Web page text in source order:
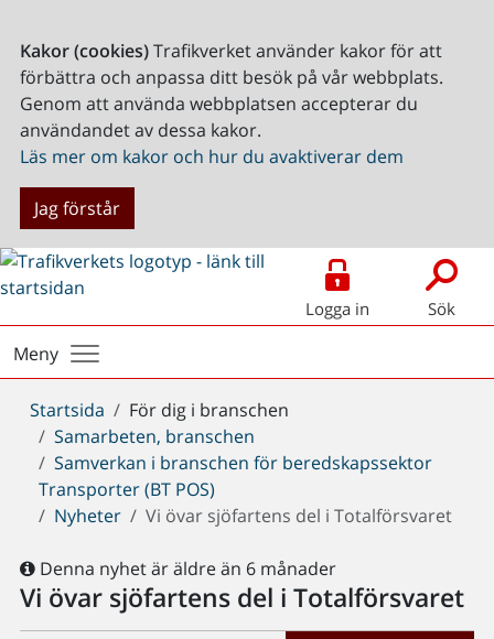
Kakor (cookies)Trafikverket använder kakor för att
förbättra och anpassa ditt besök på vår webbplats.
Genom att använda webbplatsen accepterar du
användandet av dessa kakor.
Läs mer om kakor och hur du avaktiverar dem
Jag förstår
Logga in Sök
Meny
Du
är
här:
Startsida
För dig i branschen
Samarbeten, branschen
Samverkan i branschen för beredskapssektor
Transporter (BT POS)
Nyheter
Vi övar sjöfartens del i Totalförsvaret
Denna nyhet är äldre än 6 månader
Vi övar sjöfartens del i Totalförsvaret